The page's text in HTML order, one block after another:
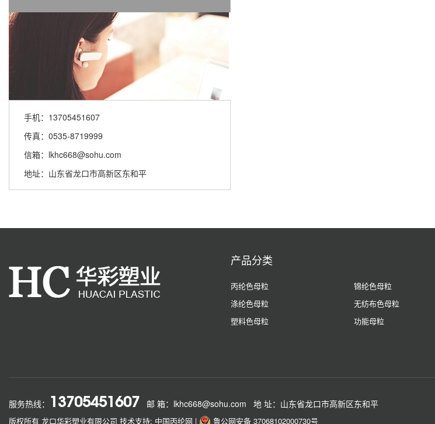
手机：13705451607
传真：0535-8719999
信箱：lkhc668@sohu.com
地址：山东省龙口市高新区东和平
产品分类
丙纶色母粒
锦纶色母粒
涤纶色母粒
无纺布色母粒
塑料色母粒
功能母粒
服务热线： 13705451607 邮 箱：lkhc668@sohu.com 地 址：山东省龙口市高新区东和平
版权所有 龙口华彩塑业有限公司 技术支持: 中国丙纶网 | 鲁公网安备 37068102000730号